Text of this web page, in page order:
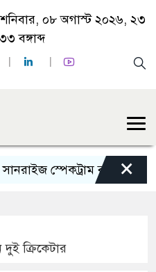
শনিবার, ০৮ অগাস্ট ২০২৬, ২৩
বঙ্গাব্দ
স্পেকট্রাম বাংলা রেডিও
×
দুই ক্রিকেটার